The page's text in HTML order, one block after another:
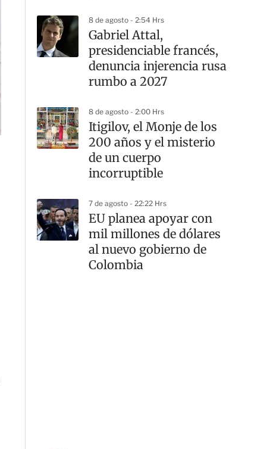
8 de agosto - 2:54 Hrs
Gabriel Attal,
presidenciable francés,
denuncia injerencia rusa
rumbo a 2027
8 de agosto - 2:00 Hrs
Itigilov, el Monje de los
200 años y el misterio
de un cuerpo
incorruptible
7 de agosto - 22:22 Hrs
EU planea apoyar con
mil millones de dólares
al nuevo gobierno de
Colombia